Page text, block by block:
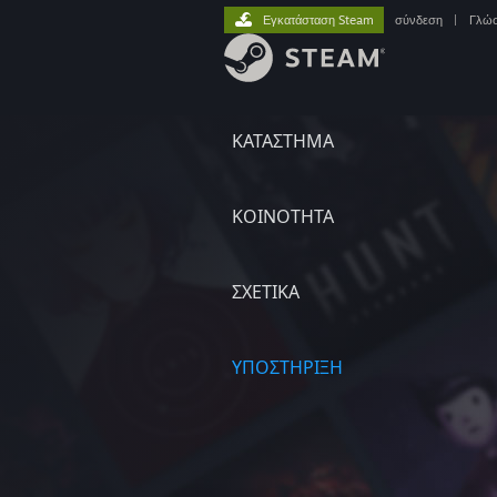
ΚΑΤΑΣΤΗΜΑ
ΚΟΙΝΟΤΗΤΑ
ΣΧΕΤΙΚΆ
ΥΠΟΣΤΗΡΙΞΗ
Εγκατάσταση Steam σύνδεση